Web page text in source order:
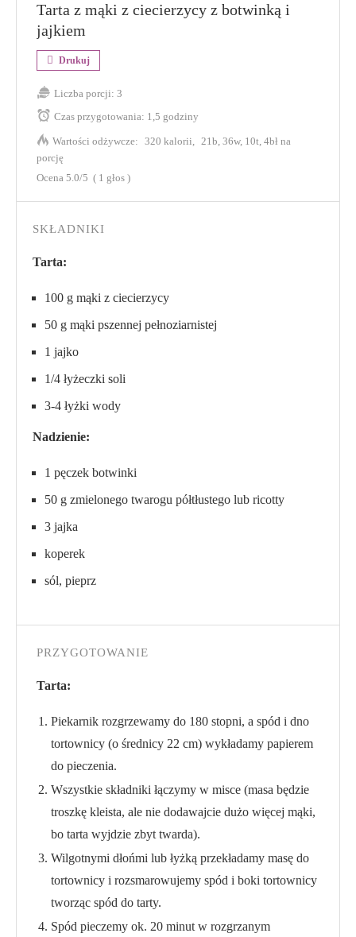
Tarta z mąki z ciecierzycy z botwinką i
jajkiem
Drukuj
Liczba porcji: 3
Czas przygotowania: 1,5 godziny
Wartości odżywcze: 320 kalorii
21b, 36w, 10t, 4bł na
porcję
Ocena 5.0/5 ( 1 głos )
SKŁADNIKI
Tarta:
100 g mąki z ciecierzycy
50 g mąki pszennej pełnoziarnistej
1 jajko
1/4 łyżeczki soli
3-4 łyżki wody
Nadzienie:
1 pęczek botwinki
50 g zmielonego twarogu półtłustego lub ricotty
3 jajka
koperek
sól, pieprz
PRZYGOTOWANIE
Tarta:
Piekarnik rozgrzewamy do 180 stopni, a spód i dno
tortownicy (o średnicy 22 cm) wykładamy papierem
do pieczenia.
Wszystkie składniki łączymy w misce (masa będzie
troszkę kleista, ale nie dodawajcie dużo więcej mąki,
bo tarta wyjdzie zbyt twarda).
Wilgotnymi dłońmi lub łyżką przekładamy masę do
tortownicy i rozsmarowujemy spód i boki tortownicy
tworząc spód do tarty.
Spód pieczemy ok. 20 minut w rozgrzanym